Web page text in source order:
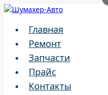
Перейти
содержимому
Главная
Ремонт
Запчасти
Прайс
Контакты